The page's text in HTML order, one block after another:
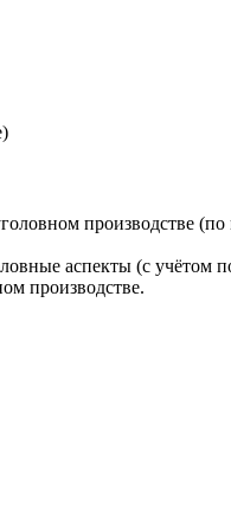
производстве
аспекты (с
производстве.